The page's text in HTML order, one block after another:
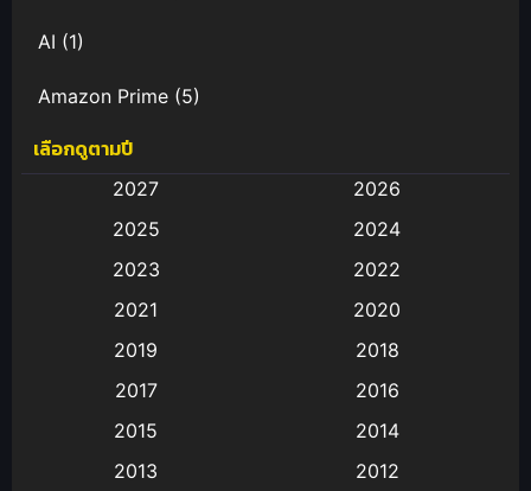
AI (1)
Amazon Prime (5)
Anal (ประตูหลัง)
Animation การ์ตูน
Animation อนิเมะ
Animation แอนิเมชัน
(9)
เลือกดูตามปี
2027
2026
2025
2024
2023
2022
2021
2020
2019
2018
2017
2016
2015
2014
2013
2012